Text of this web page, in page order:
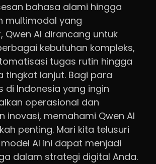
bahasa alami hingga
multimodal yang
Qwen AI dirancang untuk
kebutuhan kompleks,
tugas rutin hingga
tingkat lanjut. Bagi para
di Indonesia yang ingin
operasional dan
inovasi, memahami Qwen AI
penting. Mari kita telusuri
AI ini dapat menjadi
dalam strategi digital Anda.